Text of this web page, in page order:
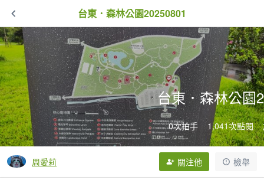
台東．森林公園20250801
台東．森林公園
0次拍手 1,041次點閱
周愛莉 關注他 檢舉